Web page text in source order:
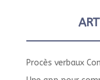
Procès verbaux